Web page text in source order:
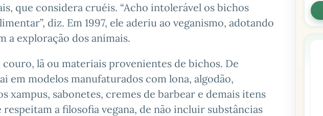
que considera cruéis. “Acho intolerável os bichos
diz. Em 1997, ele aderiu ao veganismo, adotando
a exploração dos animais.
lã ou materiais provenientes de bichos. De
em modelos manufaturados com lona, algodão,
xampus, sabonetes, cremes de barbear e demais itens
a filosofia vegana, de não incluir substâncias